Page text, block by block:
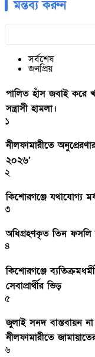
মন্তব্য করুন
সর্বশেষ
জনপ্রিয়
পালিত হাঁস জবাই করে
সন্ত্রাসী হামলা।
১
নীলফামারীতে
২০২৬’
২
কিশোরগঞ্জে যথাযোগ্য
৩
অধিগ্রহণকৃত তিন ফসলি
৪
কিশোরগঞ্জে
সেবাপ্রার্থীর ভিড়
৫
জুলাই সনদ বাস্তবায়ন
নীলফামারীতে
৬